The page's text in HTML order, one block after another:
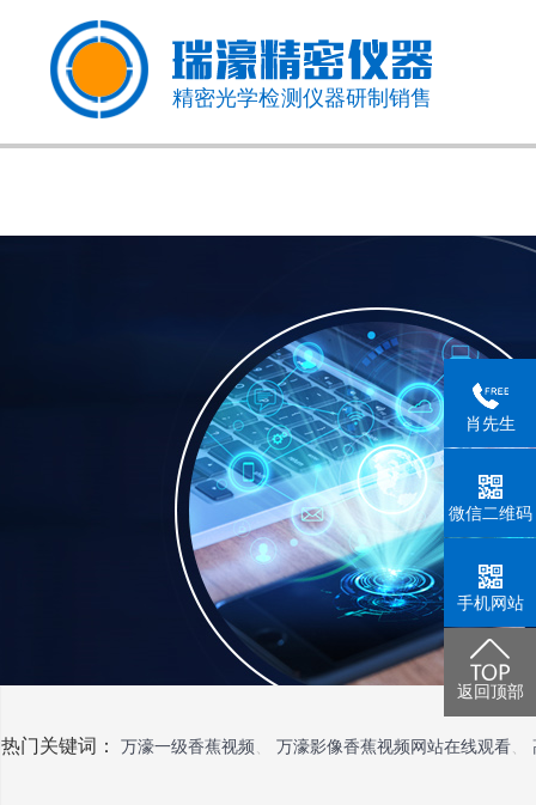
精密光学检测仪器研制销售
热门关键词： 万濠一级香蕉视频 、 万濠影像香蕉视频网站在线观看、
肖先生
微信二维码
手机网站
返回顶部